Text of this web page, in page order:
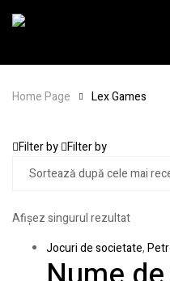
Home Page Lex Games
Filter by Filter by
Afișez singurul rezultat
Jocuri de societate,